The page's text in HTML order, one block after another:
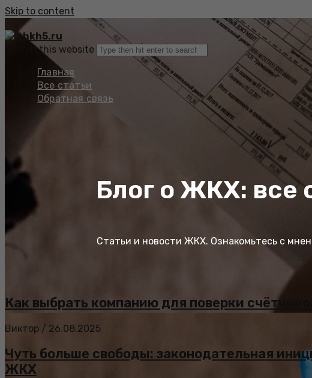
Skip to content
zhkh5.ru
Search this website
Главная
Все статьи
Обратная связь
Блог о ЖКХ:
Статьи и новости ЖКХ. Ознакомьтесь с
Как выбрать компанию для поверки
Виктор / 26.08.2025
Чуть больше свободы: законодательная
ЖКХ